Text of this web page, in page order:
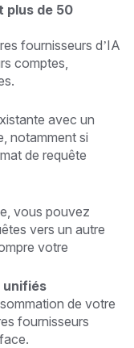
plus de 50
fournisseurs d’IA
comptes,
avec un
notamment si
de requête
vous pouvez
vers un autre
votre
unifiés
de votre
fournisseurs